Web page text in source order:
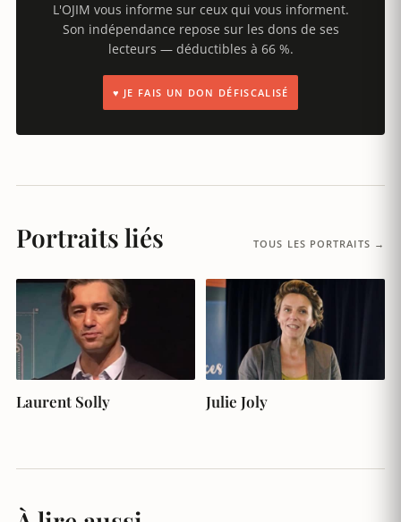
L'OJIM vous informe sur ceux qui vous informent.
Son indépendance repose sur les dons de ses
lecteurs — déductibles à 66 %.
♥ JE FAIS UN DON DÉFISCALISÉ
Portraits liés TOUS LES PORTRAITS →
Laurent Solly Julie Joly